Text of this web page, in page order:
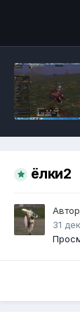
ёлки2
Автор
31